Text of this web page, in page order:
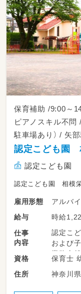
保育補助 /9:00～
ピアノスキル不問
駐車場あり） / 矢
認定こども園
認定こども園
認定こども園 相模
雇用形態
アルバイ
給与
時給
仕事
内容
認定こ
および
業務全
正職員
補助業
資格
住所
神奈川